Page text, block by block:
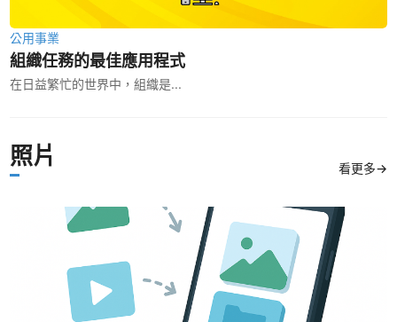
公用事業
組織任務的最佳應用程式
在日益繁忙的世界中，組織是...
照片 看更多→